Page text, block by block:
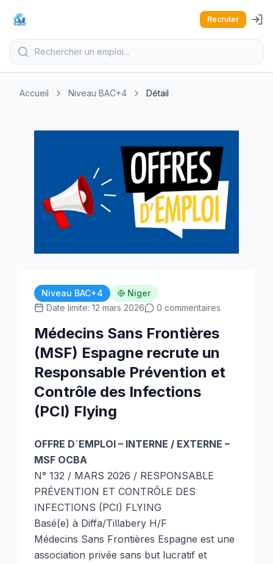
Recruter
Accueil Niveau BAC+4 Détail
Niveau BAC+4
Niger
Date limite: 12 mars 2026
0 commentaires
Médecins Sans Frontières
(MSF) Espagne recrute un
Responsable Prévention et
Contrôle des Infections
(PCI) Flying
OFFRE D´EMPLOI – INTERNE / EXTERNE –
MSF OCBA
N° 132 / MARS 2026 / RESPONSABLE
PRÉVENTION ET CONTRÔLE DES
INFECTIONS (PCI) FLYING
Basé(e) à Diffa/Tillabery H/F
Médecins Sans Frontières Espagne est une
association privée sans but lucratif et